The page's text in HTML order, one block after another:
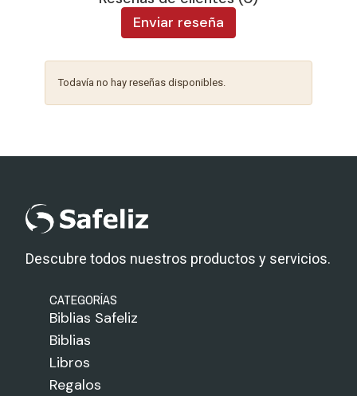
Enviar reseña
Todavía no hay reseñas disponibles.
Descubre todos nuestros productos y servicios.
CATEGORÍAS
Biblias Safeliz
Biblias
Libros
Regalos